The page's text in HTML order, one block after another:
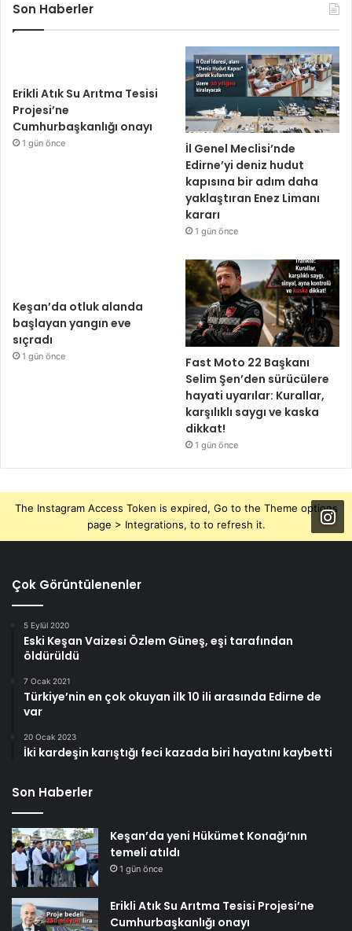
Son Haberler
Erikli Atık Su Arıtma Tesisi
Projesi’ne
Cumhurbaşkanlığı onayı
1 gün önce
İl Genel Meclisi’nde
Edirne’yi deniz hudut
kapısına bir adım daha
yaklaştıran Enez Limanı
kararı
1 gün önce
Keşan’da otluk alanda
başlayan yangın eve
sıçradı
1 gün önce
Fast Moto 22 Başkanı
Selim Şen’den sürücülere
hayati uyarılar: Kurallar,
karşılıklı saygı ve kaska
dikkat!
1 gün önce
The Instagram Access Token is expired, Go to the Theme options
page > Integrations, to to refresh it.
Çok Görüntülenenler
5 Eylül 2020
Eski Keşan Vaizesi Özlem Güneş, eşi tarafından
öldürüldü
7 Ocak 2021
Türkiye’nin en çok okuyan ilk 10 ili arasında Edirne de
var
20 Ocak 2023
İki kardeşin karıştığı feci kazada biri hayatını kaybetti
Son Haberler
Keşan’da yeni Hükümet Konağı’nın
temeli atıldı
1 gün önce
Erikli Atık Su Arıtma Tesisi Projesi’ne
Cumhurbaşkanlığı onayı